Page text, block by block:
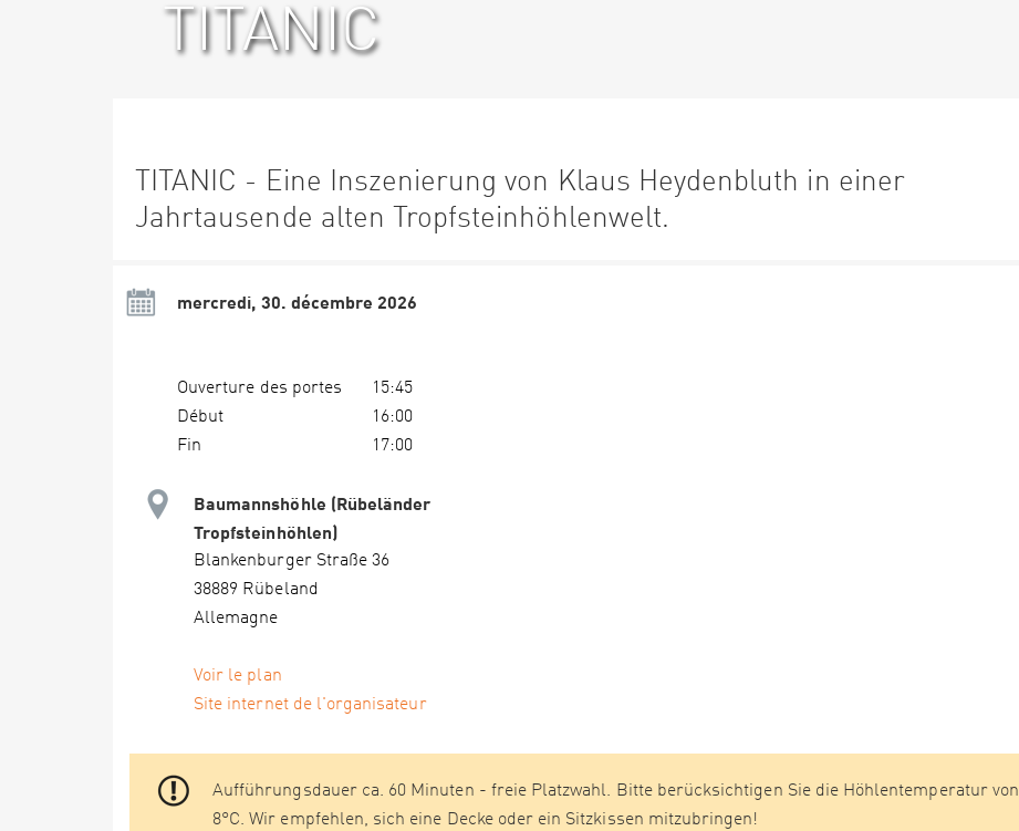
TITANIC
TITANIC - Eine Inszenierung von Klaus Heydenbluth in einer
Jahrtausende alten Tropfsteinhöhlenwelt.
mercredi, 30. décembre 2026
Ouverture des portes
15:45
Début
16:00
Fin
17:00
Baumannshöhle (Rübeländer
Tropfsteinhöhlen)
Blankenburger Straße 36
38889 Rübeland
Allemagne
Voir le plan
Site internet de l'organisateur
Aufführungsdauer ca. 60 Minuten - freie Platzwahl. Bitte berücksichtigen Sie die Höhlentemperatur von
8°C. Wir empfehlen, sich eine Decke oder ein Sitzkissen mitzubringen!